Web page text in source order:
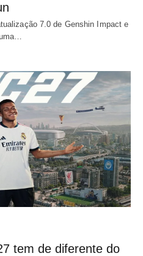
7.0 de Genshin Impact e
tem de diferente do